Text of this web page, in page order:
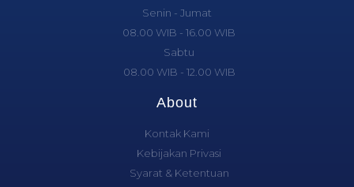
Senin - Jumat
08.00 WIB - 16.00 WIB
Sabtu
08.00 WIB - 12.00 WIB
About
Kontak Kami
Kebijakan Privasi
Syarat & Ketentuan